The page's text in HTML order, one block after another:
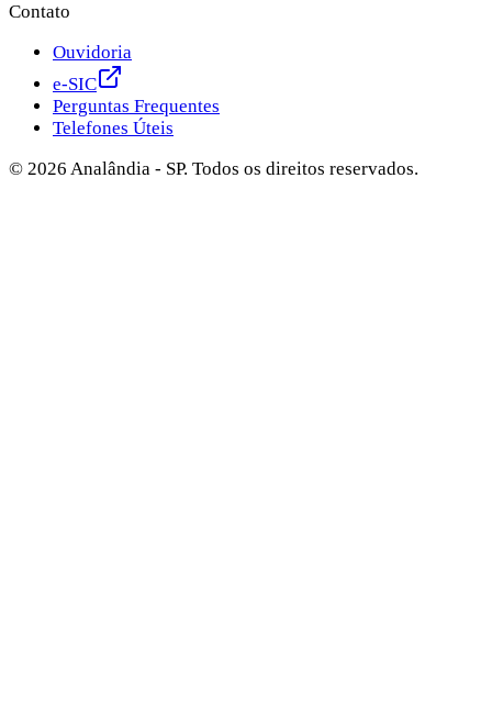
Contato
Ouvidoria
e-SIC
Perguntas Frequentes
Telefones Úteis
© 2026 Analândia - SP. Todos os direitos reservados.